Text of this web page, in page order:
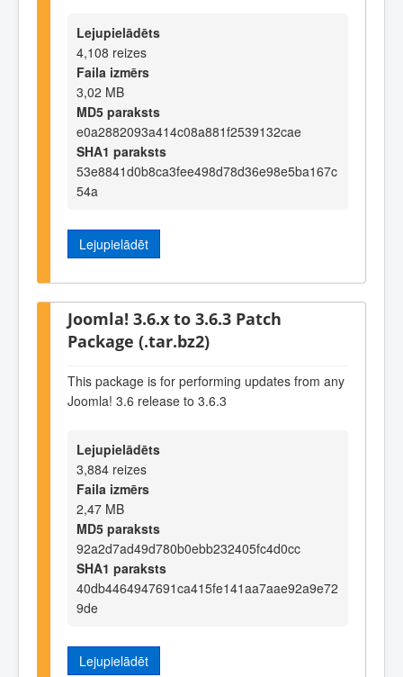
Lejupielādēts
4,108 reizes
Faila izmērs
3,02 MB
MD5 paraksts
e0a2882093a414c08a881f2539132cae
SHA1 paraksts
53e8841d0b8ca3fee498d78d36e98e5ba167c
54a
Lejupielādēt
Joomla! 3.6.x to 3.6.3 Patch
Package (.tar.bz2)
This package is for performing updates from any
Joomla! 3.6 release to 3.6.3
Lejupielādēts
3,884 reizes
Faila izmērs
2,47 MB
MD5 paraksts
92a2d7ad49d780b0ebb232405fc4d0cc
SHA1 paraksts
40db4464947691ca415fe141aa7aae92a9e72
9de
Lejupielādēt